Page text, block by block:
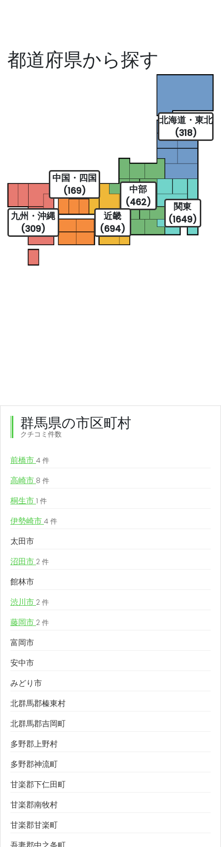
都道府県から探す
北海道・東北
(318)
関東
(1649)
中部
(462)
近畿
(694)
中国・四国
(169)
九州・沖縄
(309)
群馬県の市区町村
クチコミ件数
前橋市 4 件
高崎市 8 件
桐生市 1 件
伊勢崎市 4 件
太田市
沼田市 2 件
館林市
渋川市 2 件
藤岡市 2 件
富岡市
安中市
みどり市
北群馬郡榛東村
北群馬郡吉岡町
多野郡上野村
多野郡神流町
甘楽郡下仁田町
甘楽郡南牧村
甘楽郡甘楽町